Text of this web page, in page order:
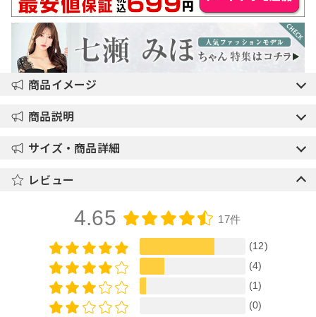
商品イメージ
商品説明
サイズ・商品詳細
レビュー
4.65 17件
(12)
(4)
(1)
(0)